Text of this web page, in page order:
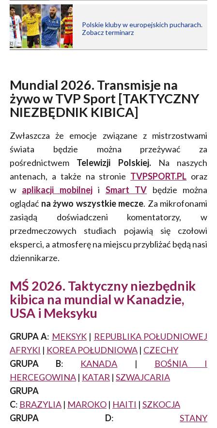
Polskie kluby w europejskich pucharach.
Zobacz terminarz
Mundial 2026. Transmisje na
żywo w TVP Sport [TAKTYCZNY
NIEZBĘDNIK KIBICA]
Zwłaszcza że emocje związane z mistrzostwami
świata będzie można przeżywać za
pośrednictwem Telewizji Polskiej.Na naszych
antenach, a także na stronie TVPSPORT.PL oraz
w aplikacji mobilneji Smart TV będzie można
oglądać na żywo wszystkie mecze. Za mikrofonami
zasiądą doświadczeni komentatorzy, w
przedmeczowych studiach pojawią się czołowi
eksperci, a atmosferę na miejscu przybliżać będą nasi
dziennikarze.
MŚ 2026. Taktyczny niezbędnik
kibica na mundial w Kanadzie,
USA i Meksyku
GRUPA A: MEKSYK| REPUBLIKA POŁUDNIOWEJ
AFRYKI | KOREA POŁUDNIOWA | CZECHY
GRUPA B: KANADA | BOŚNIA I
HERCEGOWINA | KATAR | SZWAJCARIA
GRUPA
C: BRAZYLIA | MAROKO | HAITI | SZKOCJA
GRUPA D: STANY